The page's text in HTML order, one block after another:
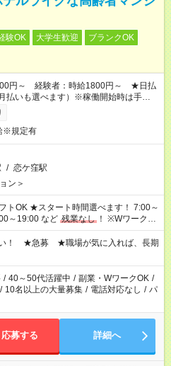
験OK 大学生歓迎
ブランクOK
円～ 経験者：時給1800円～ ★日払
払いも選べます）※稼働開始時は手続き
ります。
※規定有
/ 恋ケ窪駅
ン＞
ます！ 7:00～
～19:00 など 残業なし ！ ※Wワークの
せ週40時間超の就業はご案内できませ
時間以上勤務は社会保険への加入対象
法（日雇い派遣の原則禁止）により、
ご案内が難しい場合があります
い！ ★急募 ★職場が気に入れば、長期
/ 40～50代活躍中 / 副業・WワークOK /
/ 10名以上の大量募集 / 電話対応なし / パ
応募する 詳細へ